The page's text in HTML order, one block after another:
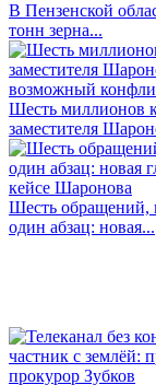
В Пензенской
тонн зерна...
Шесть миллионов
заместителя
Шесть обращений,
один абзац: новая...